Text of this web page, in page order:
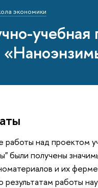
экономики
учебная
работы над проектом
были получены
и их
работы